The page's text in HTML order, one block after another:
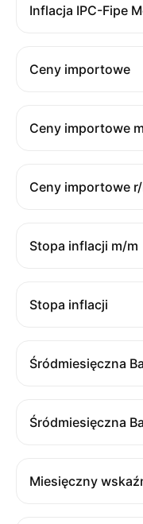
Inflacja IPC-Fipe
Ceny importowe
Ceny importowe
Ceny importowe
Stopa inflacji m/m
Stopa inflacji
Śródmiesięczna
Śródmiesięczna
Miesięczny